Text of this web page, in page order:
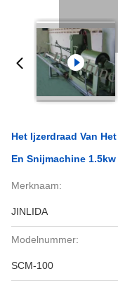
Het Ijzerdraad Van
En Snijmachine 1.5kw
Merknaam:
JINLIDA
Modelnummer:
SCM-100